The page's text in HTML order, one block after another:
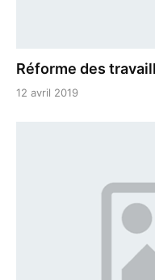
Réforme des
12 avril 2019